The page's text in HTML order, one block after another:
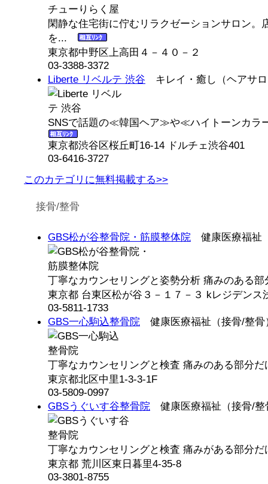
閑静な住宅街に佇むリラクゼーションサロン。
を...
東京都中野区上高田４－４０－２
03-3388-3372
Liberte リベルテ 渋谷 キレイ・癒し（ヘアサ
SNSで話題の≪韓国ヘア≫や≪ハイトーンカ
東京都渋谷区桜丘町16-14 ドルチェ渋谷401
03-6416-3727
このカテゴリに無料掲載する>>
接骨/整骨
GBS松が谷整骨院・筋膜整体院 健康医療福祉
丁寧なカウンセリングと姿勢分析 痛みのある
東京都 台東区松が谷３－１７－３ kレジデンス
03-5811-1733
GBS一心駒込整骨院 健康医療福祉（接骨/整骨
丁寧なカウンセリングと検査 痛みのある部分
東京都北区中里1-3-3-1F
03-5809-0997
GBSうぐいす谷整骨院 健康医療福祉（接骨/整
丁寧なカウンセリングと検査 痛みがある部分
東京都 荒川区東日暮里4-35-8
03-3801-8755